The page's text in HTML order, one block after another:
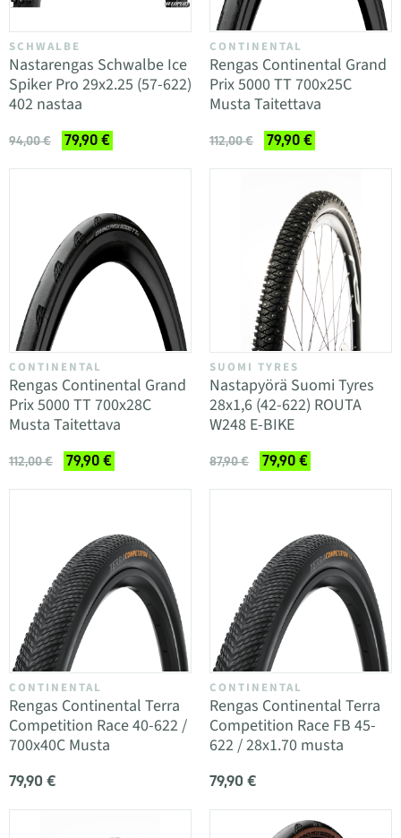
SCHWALBE
Nastarengas Schwalbe Ice
Spiker Pro 29x2.25 (57-622)
402 nastaa
94,00 € 79,90 €
CONTINENTAL
Rengas Continental Grand
Prix 5000 TT 700x25C
Musta Taitettava
112,00 € 79,90 €
CONTINENTAL
Rengas Continental Grand
Prix 5000 TT 700x28C
Musta Taitettava
112,00 € 79,90 €
SUOMI TYRES
Nastapyörä Suomi Tyres
28x1,6 (42-622) ROUTA
W248 E-BIKE
87,90 € 79,90 €
CONTINENTAL
Rengas Continental Terra
Competition Race 40-622 /
700x40C Musta
79,90 €
CONTINENTAL
Rengas Continental Terra
Competition Race FB 45-
622 / 28x1.70 musta
79,90 €